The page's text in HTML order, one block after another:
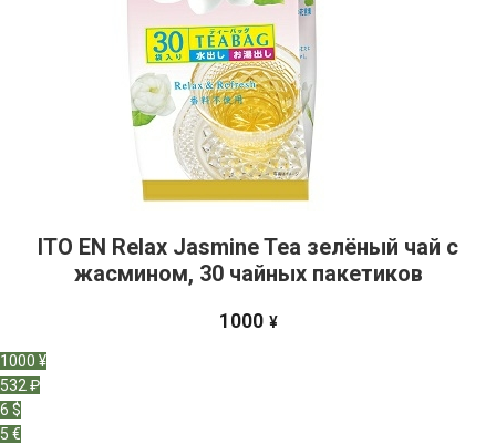
ITO EN Relax Jasmine Tea зелёный чай с
жасмином, 30 чайных пакетиков
1000 ¥
1000 ¥
532 ₽
6 $
5 €